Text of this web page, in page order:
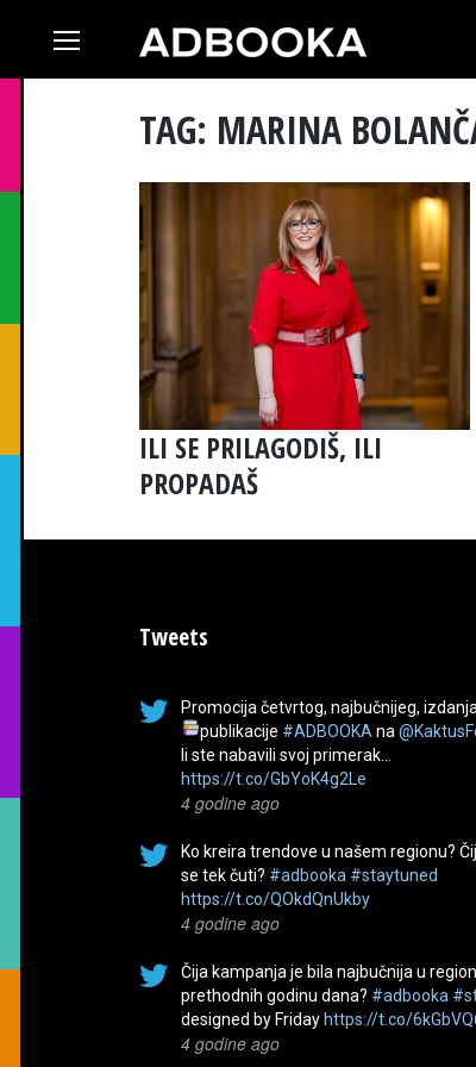
TAG: MARINA
ILI SE PRILAGODIŠ, ILI
PROPADAŠ
Tweets
Promocija četvrtog, najbučnijeg, izdanja
publikacije #ADBOOKA na
li ste nabavili svoj primerak…
https://t.co/GbYoK4g2Le
4 godine ago
Ko kreira trendove u našem regionu?
se tek čuti? #adbooka #staytuned
https://t.co/QOkdQnUkby
4 godine ago
Čija kampanja je bila najbučnija u
prethodnih godinu dana? #adbooka
designed by Friday https://t.co/
4 godine ago